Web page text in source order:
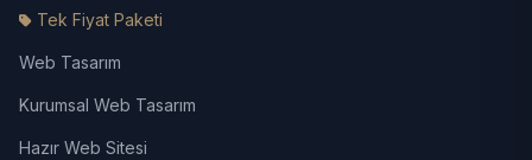
Tek Fiyat Paketi
Web Tasarım
Kurumsal Web Tasarım
Hazır Web Sitesi